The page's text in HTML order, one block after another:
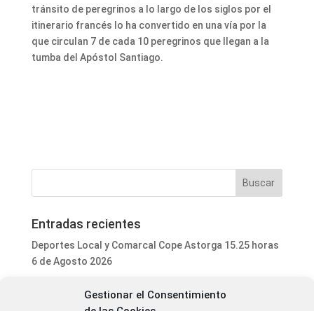
Gestionar el Consentimiento
tránsito de peregrinos a lo largo de los siglos por el
itinerario francés lo ha convertido en una vía por la
que circulan 7 de cada 10 peregrinos que llegan a la
tumba del Apóstol Santiago.
Entradas recientes
Deportes Local y Comarcal Cope Astorga 15.25 horas
6 de Agosto 2026